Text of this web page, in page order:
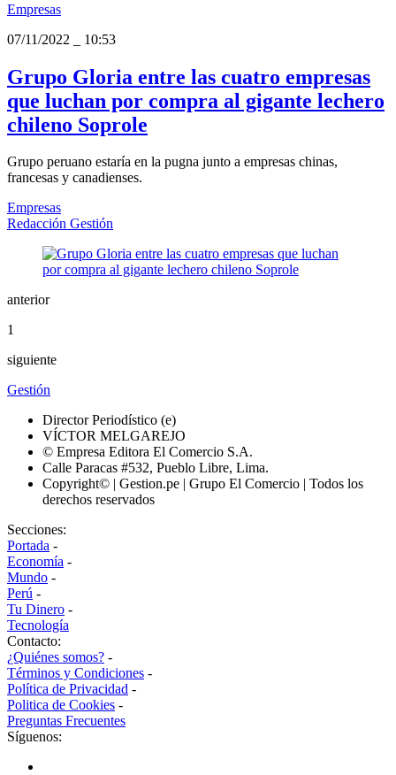
Empresas
07/11/2022
10:53
Grupo Gloria entre las cuatro empresas
que luchan por compra al gigante lechero
chileno Soprole
Grupo peruano estaría en la pugna junto a empresas chinas,
francesas y canadienses.
Empresas
Redacción Gestión
anterior
1
siguiente
Gestión
Director Periodístico (e)
VÍCTOR MELGAREJO
© Empresa Editora El Comercio S.A.
Calle Paracas #532, Pueblo Libre, Lima.
Copyright© | Gestion.pe | Grupo El Comercio | Todos los
derechos reservados
Secciones:
Portada -
Economía -
Mundo -
Perú -
Tu Dinero -
Tecnología
Contacto:
¿Quiénes somos? -
Términos y Condiciones -
Política de Privacidad -
Politica de Cookies -
Preguntas Frecuentes
Síguenos: